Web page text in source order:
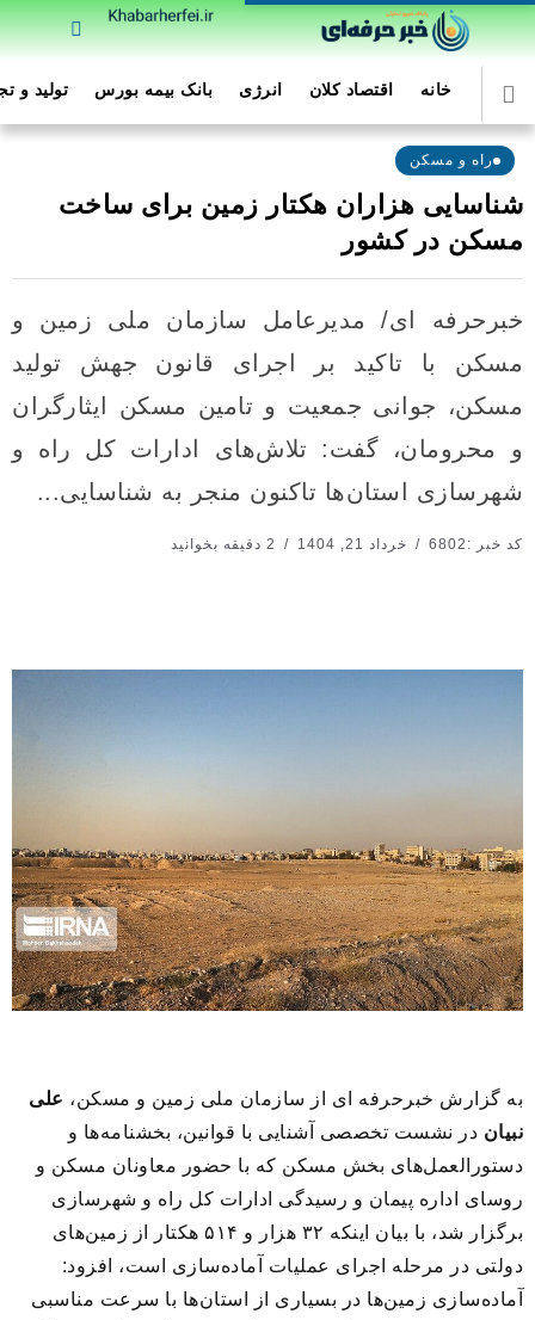
خانه اقتصاد کلان انرژی بانک بیمه بورس تولید و
راه و مسکن
شناسایی هزاران هکتار زمین برای ساخت
مسکن در کشور
خبرحرفه ای/ مدیرعامل سازمان ملی زمین و
مسکن با تاکید بر اجرای قانون جهش تولید
مسکن، جوانی جمعیت و تامین مسکن ایثارگران
و محرومان، گفت: تلاش‌های ادارات کل راه و
شهرسازی استان‌ها تاکنون منجر به شناسایی...
کد خبر :6802 خرداد 21, 1404
به گزارش خبرحرفه ای از سازمان ملی زمین و مسکن، علی
نبیان در نشست تخصصی آشنایی با قوانین، بخشنامه‌ها و
دستورالعمل‌های بخش مسکن که با حضور معاونان مسکن و
روسای اداره پیمان و رسیدگی ادارات کل راه و شهرسازی
برگزار شد، با بیان اینکه ۳۲ هزار و ۵۱۴ هکتار از زمین‌های
دولتی در مرحله اجرای عملیات آماده‌سازی است، افزود:
آماده‌سازی زمین‌ها در بسیاری از استان‌ها با سرعت مناسبی